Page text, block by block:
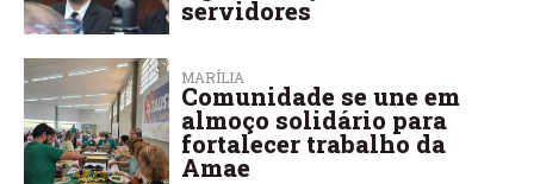
servidores
MARÍLIA
Comunidade se une em
almoço solidário para
fortalecer trabalho da
Amae